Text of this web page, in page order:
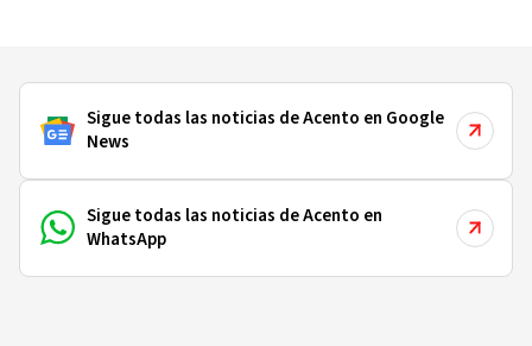
Sigue todas las noticias de Acento en Google
News
Sigue todas las noticias de Acento en
WhatsApp